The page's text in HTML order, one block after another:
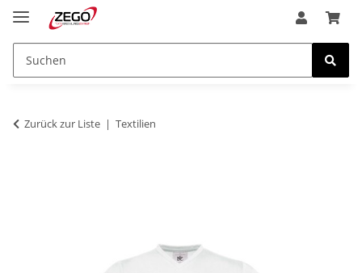
Zurück zur Liste Textilien